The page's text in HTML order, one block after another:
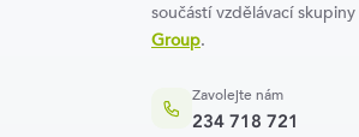
součástí vzdělávací skupiny
Group.
Zavolejte nám
234 718 721